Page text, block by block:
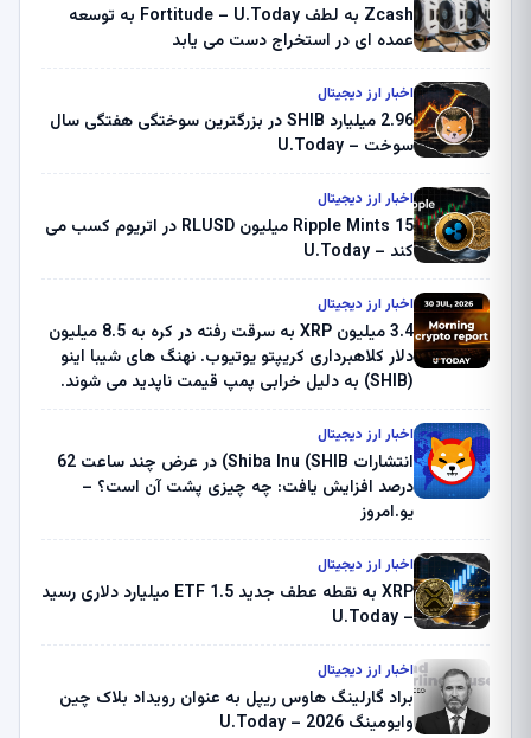
Zcash به لطف Fortitude – U.Today به توسعه
عمده ای در استخراج دست می یابد
اخبار ارز دیجیتال
2.96 میلیارد SHIB در بزرگترین سوختگی هفتگی سال
سوخت – U.Today
اخبار ارز دیجیتال
Ripple Mints 15 میلیون RLUSD در اتریوم کسب می
کند – U.Today
اخبار ارز دیجیتال
3.4 میلیون XRP به سرقت رفته در کره به 8.5 میلیون
دلار کلاهبرداری کریپتو یوتیوب. نهنگ های شیبا اینو
(SHIB) به دلیل خرابی پمپ قیمت ناپدید می شوند.
ثبت کرد – گزارش کریپتو صبح – U.Today
اخبار ارز دیجیتال
انتشارات Shiba Inu (SHIB) در عرض چند ساعت 62
درصد افزایش یافت: چه چیزی پشت آن است؟ –
یو.امروز
اخبار ارز دیجیتال
XRP به نقطه عطف جدید ETF 1.5 میلیارد دلاری رسید
– U.Today
اخبار ارز دیجیتال
براد گارلینگ هاوس ریپل به عنوان رویداد بلاک چین
وایومینگ 2026 – U.Today